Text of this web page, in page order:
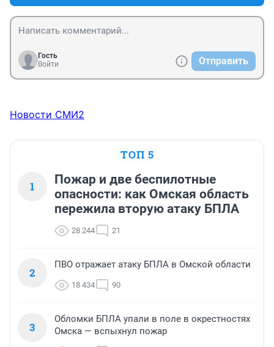
Гость
Войти
Отправить
Новости СМИ2
ТОП 5
1
Пожар и две беспилотные
опасности: как Омская область
пережила вторую атаку БПЛА
28 244 21
2
ПВО отражает атаку БПЛА в Омской области
18 434 90
3
Обломки БПЛА упали в поле в окрестностях
Омска — вспыхнул пожар